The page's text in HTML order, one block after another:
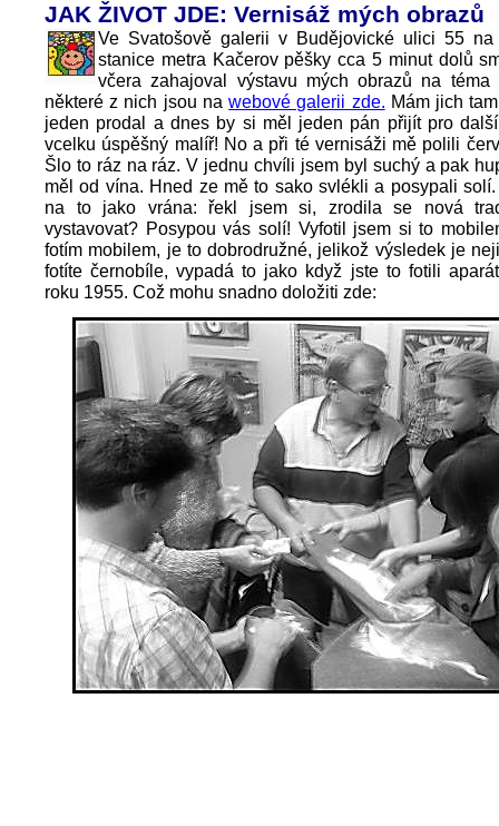
JAK ŽIVOT JDE: Vernisáž mých obrazů
Ve Svatošově galerii v Budějovické ulici 55
stanice metra Kačerov pěšky cca 5 minut dolů
včera zahajoval výstavu mých obrazů na téma
některé z nich jsou nawebové galerii zde. Mám jich
jeden prodal a dnes by si měl jeden pán přijít pro
vcelku úspěšný malíř! No a při té vernisáži mě polili
Šlo to ráz na ráz. V jednu chvíli jsem byl suchý a pak
měl od vína. Hned ze mě to sako svlékli a posypali
na to jako vrána: řekl jsem si, zrodila se nová
vystavovat? Posypou vás solí! Vyfotil jsem si to
fotím mobilem, je to dobrodružné, jelikož výsledek je
fotíte černobíle, vypadá to jako když jste to fotili
roku 1955. Což mohu snadno doložiti zde: